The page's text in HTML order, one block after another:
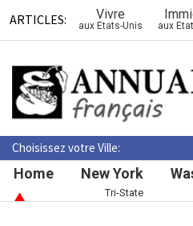
ARTICLES: Vivre
aux Etats-Unis aux
Choisissez votre Ville:
Home New York
Tri-State